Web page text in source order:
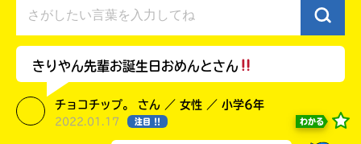
きりやん先輩お誕生日おめんとさん
チョコチップ。 さん ／ 女性 ／ 小学6年
2022.01.17 注目 !! わかる